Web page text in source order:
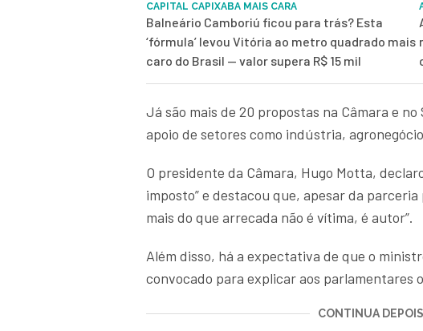
CAPITAL CAPIXABA MAIS CARA
Balneário Camboriú ficou para trás? Esta
‘fórmula’ levou Vitória ao metro quadrado mais
caro do Brasil — valor supera R$ 15 mil
Já são mais de 20 propostas na Câmara e
apoio de setores como indústria,
O presidente da Câmara, Hugo Motta,
imposto” e destacou que, apesar da
mais do que arrecada não é vítima, é autor”.
Além disso, há a expectativa de que o
convocado para explicar aos parlamentares
CONTINUA